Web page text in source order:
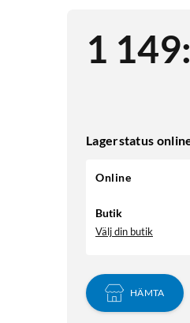
1 149:
Lagerstatus
Online
Butik
Välj din butik
HÄMTA